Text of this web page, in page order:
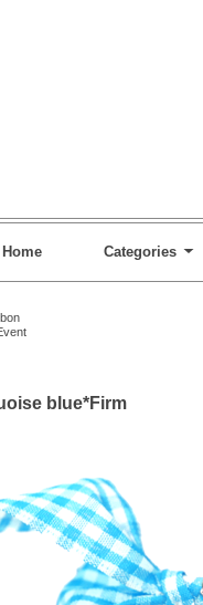
Home Categories
blue*Firm